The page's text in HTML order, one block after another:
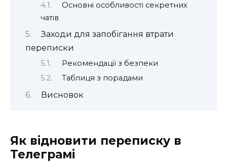
Основні особливості секретних
чатів
Заходи для запобігання втрати
переписки
Рекомендації з безпеки
Таблиця з порадами
Висновок
Як відновити переписку в
Телеграмі